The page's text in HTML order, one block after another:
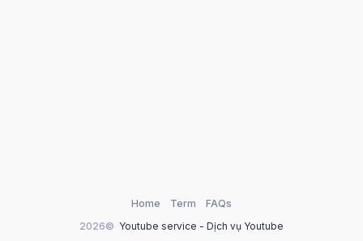
2026© Youtube service - Dịch vụ Youtube
Home Term FAQs